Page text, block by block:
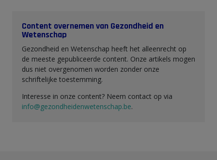
Content overnemen van Gezondheid en
Wetenschap
Gezondheid en Wetenschap heeft het alleenrecht op
de meeste gepubliceerde content. Onze artikels mogen
dus niet overgenomen worden zonder onze
schriftelijke toestemming.
Interesse in onze content? Neem contact op via
info@gezondheidenwetenschap.be.